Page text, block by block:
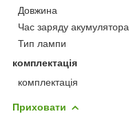
Довжина
Час заряду акумулятора
Тип лампи
комплектація
комплектація
Приховати